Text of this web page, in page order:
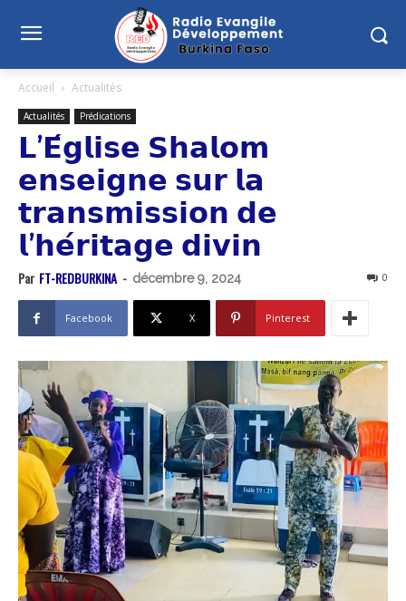
Accueil Actualités
Actualités Prédications
𝗟’𝗘́𝗴𝗹𝗶𝘀𝗲 𝗦𝗵𝗮𝗹𝗼𝗺
𝗲𝗻𝘀𝗲𝗶𝗴𝗻𝗲 𝘀𝘂𝗿 𝗹𝗮
𝘁𝗿𝗮𝗻𝘀𝗺𝗶𝘀𝘀𝗶𝗼𝗻 𝗱𝗲
𝗹’𝗵𝗲́𝗿𝗶𝘁𝗮𝗴𝗲 𝗱𝗶𝘃𝗶𝗻
Par FT-REDBURKINA - décembre 9, 2024 0
Facebook X Pinterest